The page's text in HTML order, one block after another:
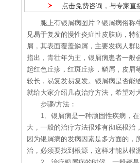
点击免费咨询，与专家直
腿上有银屑病图片？银屑病俗称
见易于复发的慢性炎症性皮肤病，特
屑，其表面覆盖鳞屑，主要发病人群
指出，青壮年为主，银屑病患者一般
起红色丘疹，红斑丘疹，鳞屑，皮屑
较长，易复发易复发。银屑病是否能
就给大家介绍几点治疗方法，希望对
步骤/方法：
1、银屑病是一种顽固性疾病，
大，一般的治疗方法很难有彻底根治
因为银屑病的发病因素是多方面的，
治，必须要找到根源，这样才能从根